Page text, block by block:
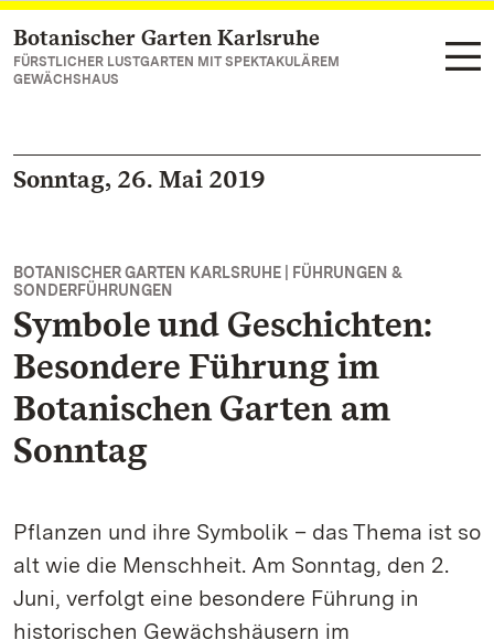
Zum Hauptinhalt springen
Botanischer Garten Karlsruhe
FÜRSTLICHER LUSTGARTEN MIT SPEKTAKULÄREM
GEWÄCHSHAUS
Sonntag, 26. Mai 2019
BOTANISCHER GARTEN KARLSRUHE | FÜHRUNGEN &
SONDERFÜHRUNGEN
Symbole und Geschichten:
Besondere Führung im
Botanischen Garten am
Sonntag
Pflanzen und ihre Symbolik – das Thema ist so
alt wie die Menschheit. Am Sonntag, den 2.
Juni, verfolgt eine besondere Führung in
historischen Gewächshäusern im